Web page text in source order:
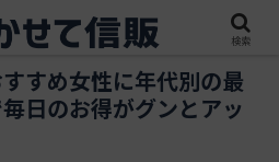
すめ女性に年代別の最
日のお得がグンとアッ
検索